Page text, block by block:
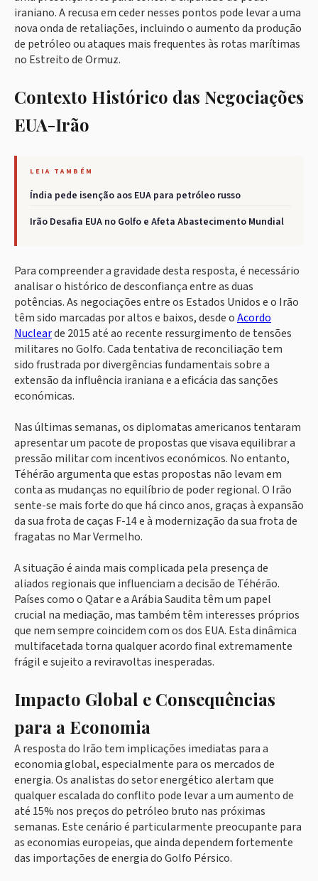
iraniano. A recusa em ceder nesses pontos pode levar a uma
nova onda de retaliações, incluindo o aumento da produção
de petróleo ou ataques mais frequentes às rotas marítimas
no Estreito de Ormuz.
Contexto Histórico das Negociações
EUA-Irão
LEIA TAMBÉM
Índia pede isenção aos EUA para petróleo russo
Irão Desafia EUA no Golfo e Afeta Abastecimento Mundial
Para compreender a gravidade desta resposta, é necessário
analisar o histórico de desconfiança entre as duas
potências. As negociações entre os Estados Unidos e o Irão
têm sido marcadas por altos e baixos, desde oAcordo
Nuclearde 2015 até ao recente ressurgimento de tensões
militares no Golfo. Cada tentativa de reconciliação tem
sido frustrada por divergências fundamentais sobre a
extensão da influência iraniana e a eficácia das sanções
económicas.
Nas últimas semanas, os diplomatas americanos tentaram
apresentar um pacote de propostas que visava equilibrar a
pressão militar com incentivos económicos. No entanto,
Téhérão argumenta que estas propostas não levam em
conta as mudanças no equilíbrio de poder regional. O Irão
sente-se mais forte do que há cinco anos, graças à expansão
da sua frota de caças F-14 e à modernização da sua frota de
fragatas no Mar Vermelho.
A situação é ainda mais complicada pela presença de
aliados regionais que influenciam a decisão de Téhérão.
Países como o Qatar e a Arábia Saudita têm um papel
crucial na mediação, mas também têm interesses próprios
que nem sempre coincidem com os dos EUA. Esta dinâmica
multifacetada torna qualquer acordo final extremamente
frágil e sujeito a reviravoltas inesperadas.
Impacto Global e Consequências
para a Economia
A resposta do Irão tem implicações imediatas para a
economia global, especialmente para os mercados de
energia. Os analistas do setor energético alertam que
qualquer escalada do conflito pode levar a um aumento de
até 15% nos preços do petróleo bruto nas próximas
semanas. Este cenário é particularmente preocupante para
as economias europeias, que ainda dependem fortemente
das importações de energia do Golfo Pérsico.